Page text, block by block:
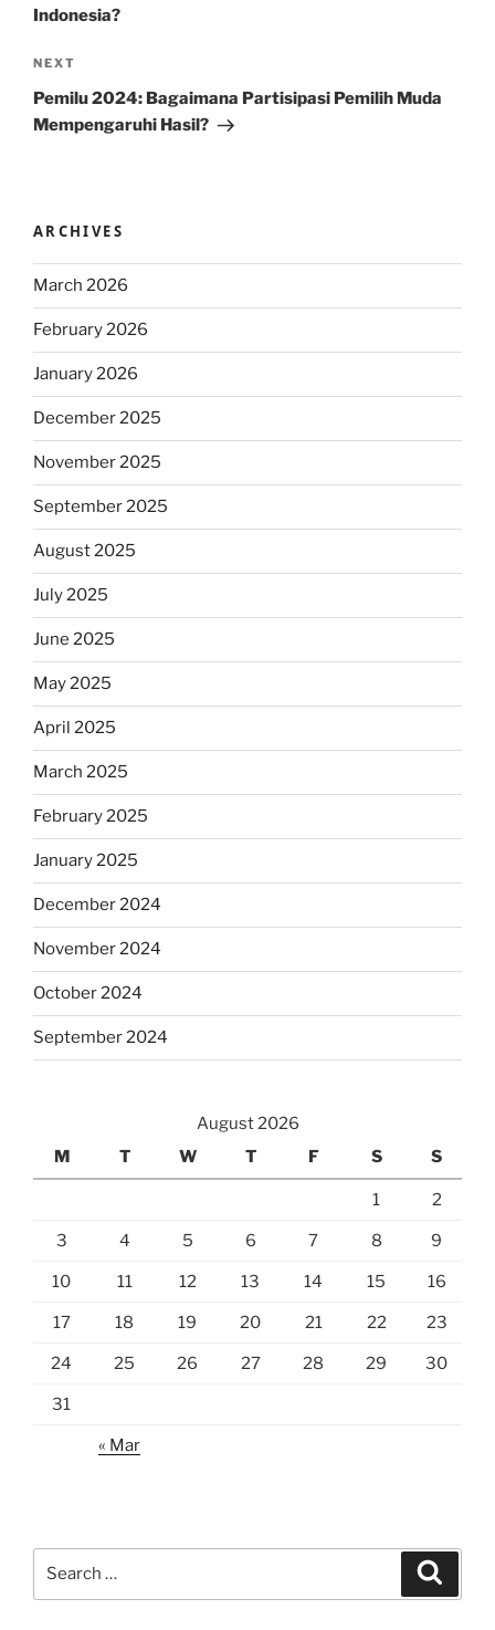
Indonesia?
Next
Post
NEXT
Pemilu 2024: Bagaimana Partisipasi Pemilih Muda
Mempengaruhi Hasil?
ARCHIVES
March 2026
February 2026
January 2026
December 2025
November 2025
September 2025
August 2025
July 2025
June 2025
May 2025
April 2025
March 2025
February 2025
January 2025
December 2024
November 2024
October 2024
September 2024
August 2026
M
T W T F S S
1 2
3 4 5 6 7 8 9
10 11 12 13 14 15 16
17 18 19 20 21 22 23
24 25 26 27 28 29 30
31
« Mar